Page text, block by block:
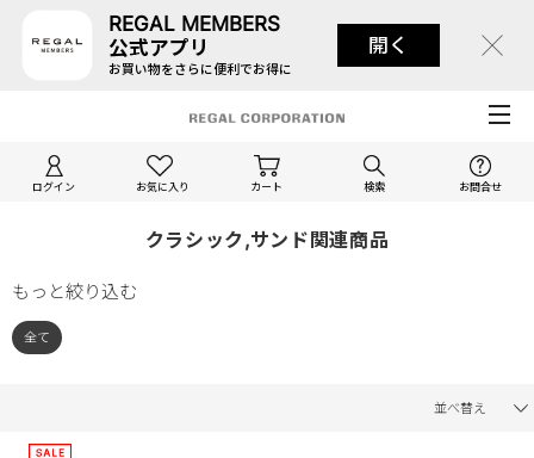
REGAL MEMBERS
公式アプリ
お買い物をさらに便利でお得に
開く
ログイン お気に入り カート 検索 お問合せ
クラシック,サンド関連商品
もっと絞り込む
全て
並べ替え